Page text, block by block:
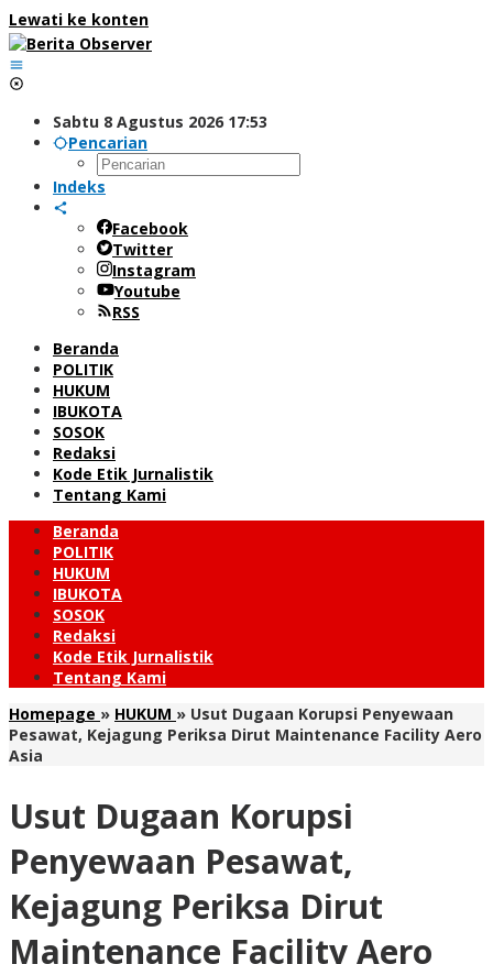
Lewati ke konten
Sabtu 8 Agustus 2026 17:53
Pencarian
Indeks
Facebook
Twitter
Instagram
Youtube
RSS
Beranda
POLITIK
HUKUM
IBUKOTA
SOSOK
Redaksi
Kode Etik Jurnalistik
Tentang Kami
Beranda
POLITIK
HUKUM
IBUKOTA
SOSOK
Redaksi
Kode Etik Jurnalistik
Tentang Kami
Homepage » HUKUM » Usut Dugaan Korupsi Penyewaan
Pesawat, Kejagung Periksa Dirut Maintenance Facility Aero
Asia
Usut Dugaan Korupsi
Penyewaan Pesawat,
Kejagung Periksa Dirut
Maintenance Facility Aero